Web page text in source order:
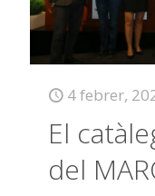
4 febrer,
El
del